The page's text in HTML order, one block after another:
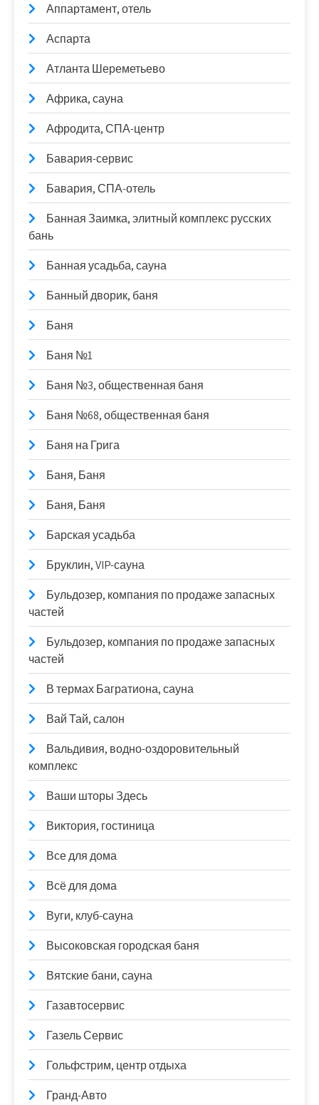
Аппартамент, отель
Аспарта
Атланта Шереметьево
Африка, сауна
Афродита, СПА-центр
Бавария-сервис
Бавария, СПА-отель
Банная Заимка, элитный комплекс русских
бань
Банная усадьба, сауна
Банный дворик, баня
Баня
Баня №1
Баня №3, общественная баня
Баня №68, общественная баня
Баня на Грига
Баня, Баня
Баня, Баня
Барская усадьба
Бруклин, VIP-сауна
Бульдозер, компания по продаже запасных
частей
Бульдозер, компания по продаже запасных
частей
В термах Багратиона, сауна
Вай Тай, салон
Вальдивия, водно-оздоровительный
комплекс
Ваши шторы Здесь
Виктория, гостиница
Все для дома
Всё для дома
Вуги, клуб-сауна
Высоковская городская баня
Вятские бани, сауна
Газавтосервис
Газель Сервис
Гольфстрим, центр отдыха
Гранд-Авто